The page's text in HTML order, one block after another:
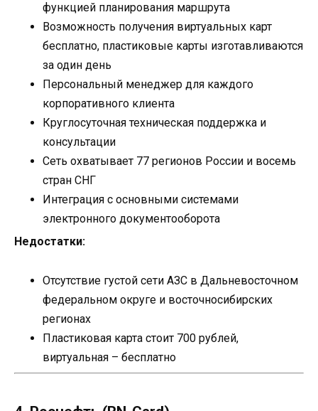
функцией планирования маршрута
Возможность получения виртуальных карт
бесплатно, пластиковые карты изготавливаются
за один день
Персональный менеджер для каждого
корпоративного клиента
Круглосуточная техническая поддержка и
консультации
Сеть охватывает 77 регионов России и восемь
стран СНГ
Интеграция с основными системами
электронного документооборота
Недостатки:
Отсутствие густой сети АЗС в Дальневосточном
федеральном округе и восточносибирских
регионах
Пластиковая карта стоит 700 рублей,
виртуальная – бесплатно